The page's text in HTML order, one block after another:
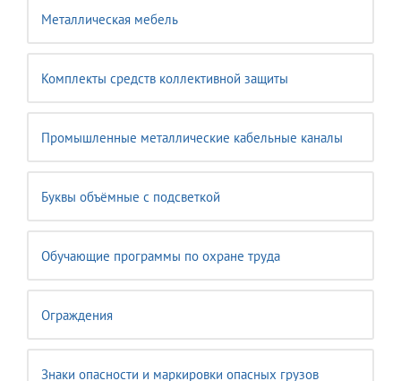
Металлическая мебель
Комплекты средств коллективной защиты
Промышленные металлические кабельные каналы
Буквы объёмные с подсветкой
Обучающие программы по охране труда
Ограждения
Знаки опасности и маркировки опасных грузов